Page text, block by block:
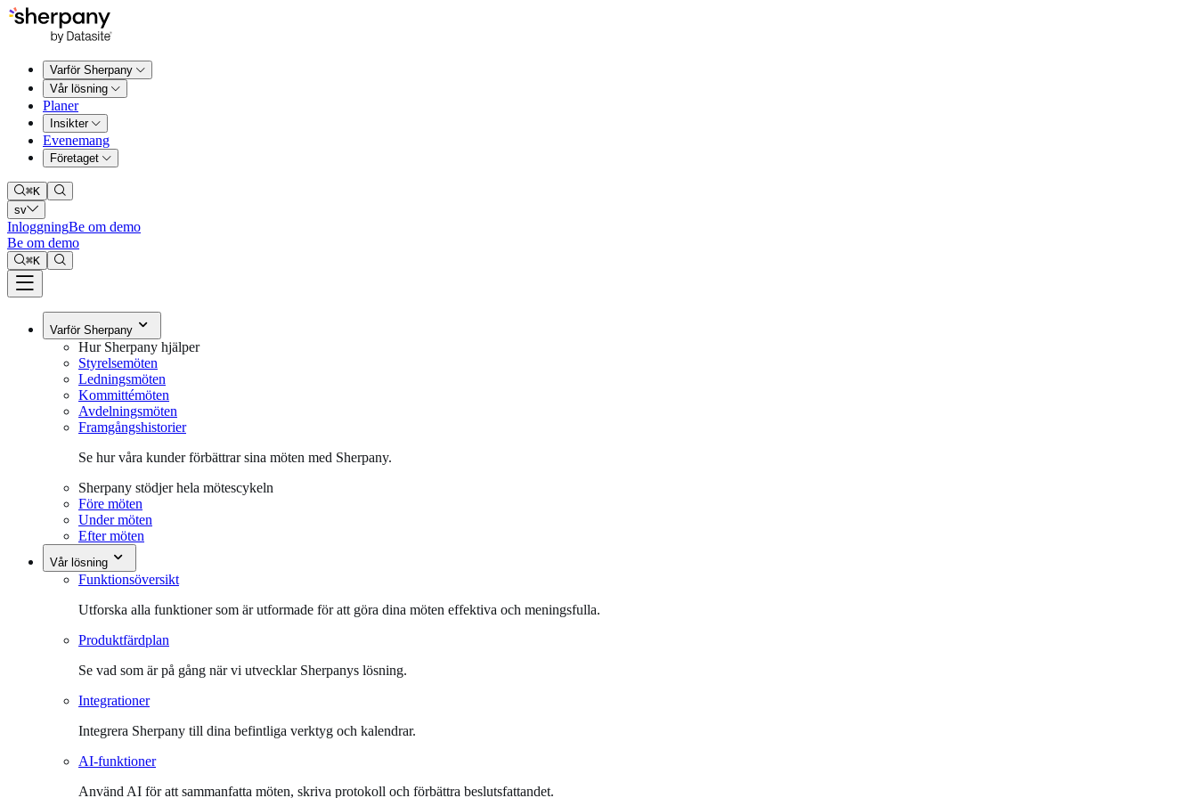
Varför Sherpany
Vår lösning
Planer
Insikter
Evenemang
Företaget
⌘K
sv
InloggningBe om demo
Be om demo
⌘K
Varför Sherpany
Hur Sherpany hjälper
Styrelsemöten
Ledningsmöten
Kommittémöten
Avdelningsmöten
Framgångshistorier
Se hur våra kunder förbättrar sina möten med Sherpany.
Sherpany stödjer hela mötescykeln
Före möten
Under möten
Efter möten
Vår lösning
Funktionsöversikt
Utforska alla funktioner som är utformade för att göra dina möten effektiva och meningsfulla.
Produktfärdplan
Se vad som är på gång när vi utvecklar Sherpanys lösning.
Integrationer
Integrera Sherpany till dina befintliga verktyg och kalendrar.
AI-funktioner
Använd AI för att sammanfatta möten, skriva protokoll och förbättra beslutsfattandet.